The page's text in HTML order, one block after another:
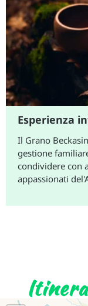
Esperienza
Il Grano
gestione
condividere con
appassionati